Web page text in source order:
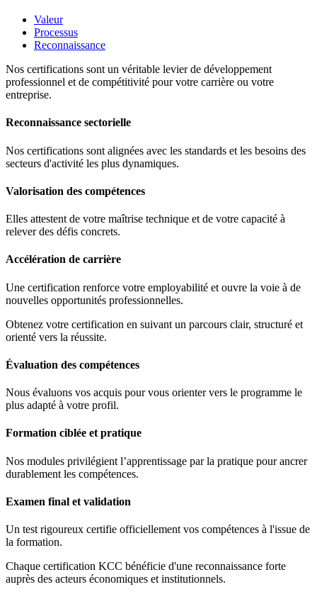
Valeur
Processus
Reconnaissance
Nos certifications sont un véritable levier de développement
professionnel et de compétitivité pour votre carrière ou votre
entreprise.
Reconnaissance sectorielle
Nos certifications sont alignées avec les standards et les besoins des
secteurs d'activité les plus dynamiques.
Valorisation des compétences
Elles attestent de votre maîtrise technique et de votre capacité à
relever des défis concrets.
Accélération de carrière
Une certification renforce votre employabilité et ouvre la voie à de
nouvelles opportunités professionnelles.
Obtenez votre certification en suivant un parcours clair, structuré et
orienté vers la réussite.
Évaluation des compétences
Nous évaluons vos acquis pour vous orienter vers le programme le
plus adapté à votre profil.
Formation ciblée et pratique
Nos modules privilégient l’apprentissage par la pratique pour ancrer
durablement les compétences.
Examen final et validation
Un test rigoureux certifie officiellement vos compétences à l'issue de
la formation.
Chaque certification KCC bénéficie d'une reconnaissance forte
auprès des acteurs économiques et institutionnels.